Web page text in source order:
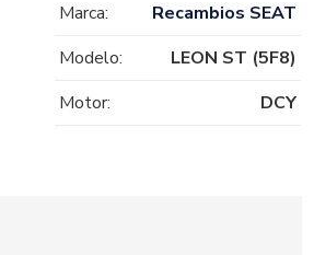
Marca:
Recambios SEAT
Modelo:
LEON ST (5F8)
Motor:
DCY